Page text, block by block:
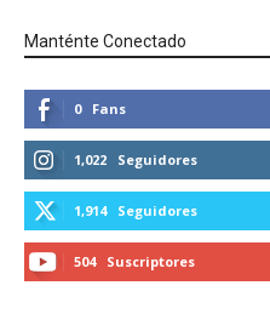
Manténte Conectado
0 Fans
1,022 Seguidores
1,914 Seguidores
504 Suscriptores